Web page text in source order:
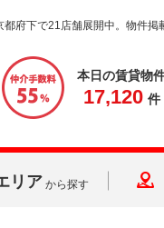
府下で21店舗展開中。物件掲
本日の賃貸物
17,120 件
リア から探す